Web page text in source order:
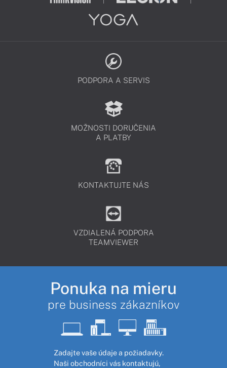
PODPORA A SERVIS
MOŽNOSTI DORUČENIA
A PLATBY
KONTAKTUJTE NÁS
VZDIALENÁ PODPORA
TEAMVIEWER
Ponuka na mieru
pre business zákazníkov
Zadajte vaše údaje a požiadavky.
Naši obchodníci vás kontaktujú,